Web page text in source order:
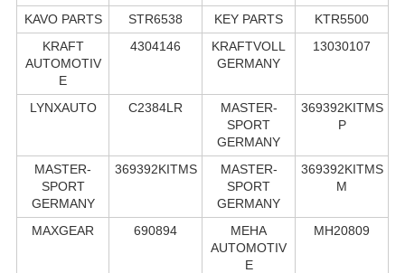
KAVO PARTS STR6538 KEY PARTS
KTR5500
KRAFT
AUTOMOTIV
E
4304146
KRAFTVOLL
GERMANY
13030107
LYNXAUTO C2384LR
MASTER-
SPORT
GERMANY
369392KITMS
P
MASTER-
SPORT
GERMANY
369392KITMS
MASTER-
SPORT
GERMANY
369392KITMS
M
MAXGEAR 690894
MEHA
AUTOMOTIV
E
MH20809